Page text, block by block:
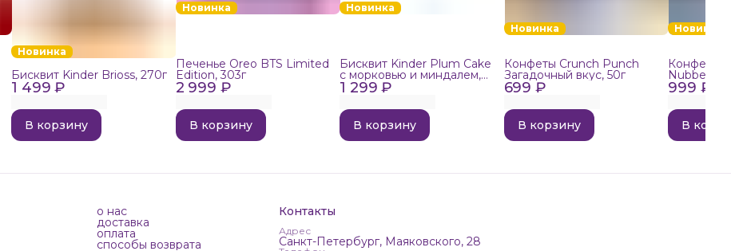
Новинка
1 499 ₽
Бисквит Kinder Brioss, 270г
В корзину
Новинка
2 999 ₽
Печенье Oreo BTS Limited
Edition, 303г
В корзину
Новинка
1 299 ₽
Бисквит Kinder Plum Cake
с морковью и миндалем,
192г
В корзину
Новинка
699 ₽
Конфеты Crunch Punch
Загадочный вкус, 50г
В корзину
Новинка
999 ₽
Конфеты
Nubbee
В
о нас
доставка
оплата
способы возврата
Контакты
Адрес
Санкт-Петербург, Маяковского, 28